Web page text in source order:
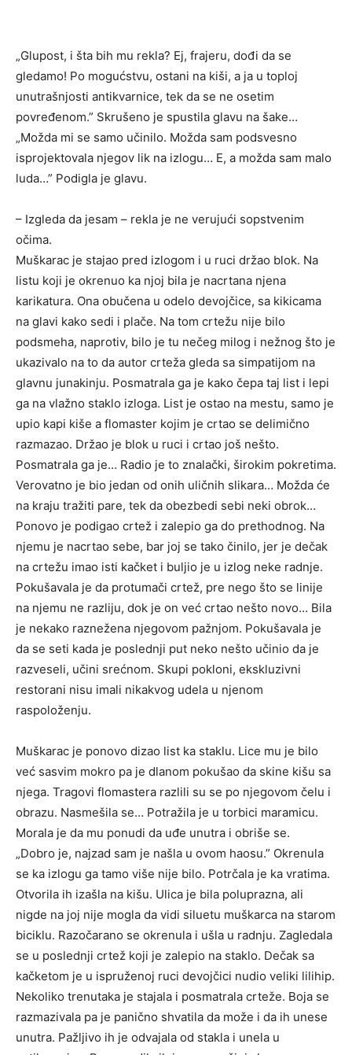
„Glupost, i šta bih mu rekla? Ej, frajeru, dođi da se
gledamo! Po mogućstvu, ostani na kiši, a ja u toploj
unutrašnjosti antikvarnice, tek da se ne osetim
povređenom.” Skrušeno je spustila glavu na šake…
„Možda mi se samo učinilo. Možda sam podsvesno
isprojektovala njegov lik na izlogu… E, a možda sam malo
luda…” Podigla je glavu.
– Izgleda da jesam – rekla je ne verujući sopstvenim
očima.
Muškarac je stajao pred izlogom i u ruci držao blok. Na
listu koji je okrenuo ka njoj bila je nacrtana njena
karikatura. Ona obučena u odelo devojčice, sa kikicama
na glavi kako sedi i plače. Na tom crtežu nije bilo
podsmeha, naprotiv, bilo je tu nečeg milog i nežnog što je
ukazivalo na to da autor crteža gleda sa simpatijom na
glavnu junakinju. Posmatrala ga je kako čepa taj list i lepi
ga na vlažno staklo izloga. List je ostao na mestu, samo je
upio kapi kiše a flomaster kojim je crtao se delimično
razmazao. Držao je blok u ruci i crtao još nešto.
Posmatrala ga je… Radio je to znalački, širokim pokretima.
Verovatno je bio jedan od onih uličnih slikara… Možda će
na kraju tražiti pare, tek da obezbedi sebi neki obrok…
Ponovo je podigao crtež i zalepio ga do prethodnog. Na
njemu je nacrtao sebe, bar joj se tako činilo, jer je dečak
na crtežu imao isti kačket i buljio je u izlog neke radnje.
Pokušavala je da protumači crtež, pre nego što se linije
na njemu ne razliju, dok je on već crtao nešto novo… Bila
je nekako raznežena njegovom pažnjom. Pokušavala je
da se seti kada je poslednji put neko nešto učinio da je
razveseli, učini srećnom. Skupi pokloni, ekskluzivni
restorani nisu imali nikakvog udela u njenom
raspoloženju.
Muškarac je ponovo dizao list ka staklu. Lice mu je bilo
već sasvim mokro pa je dlanom pokušao da skine kišu sa
njega. Tragovi flomastera razlili su se po njegovom čelu i
obrazu. Nasmešila se… Potražila je u torbici maramicu.
Morala je da mu ponudi da uđe unutra i obriše se.
„Dobro je, najzad sam je našla u ovom haosu.” Okrenula
se ka izlogu ga tamo više nije bilo. Potrčala je ka vratima.
Otvorila ih izašla na kišu. Ulica je bila poluprazna, ali
nigde na joj nije mogla da vidi siluetu muškarca na starom
biciklu. Razočarano se okrenula i ušla u radnju. Zagledala
se u poslednji crtež koji je zalepio na staklo. Dečak sa
kačketom je u ispruženoj ruci devojčici nudio veliki lilihip.
Nekoliko trenutaka je stajala i posmatrala crteže. Boja se
razmazivala pa je panično shvatila da može i da ih unese
unutra. Pažljivo ih je odvajala od stakla i unela u